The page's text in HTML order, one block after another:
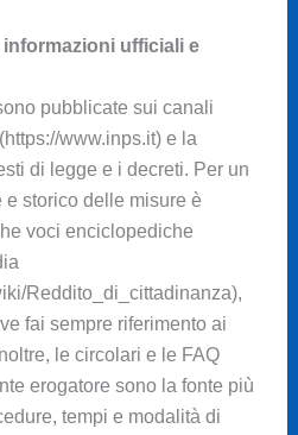
ufficiali e
pubblicate sui canali
www.inps.it) e la
di legge e i decreti. Per un
storico delle misure è
voci enciclopediche
Reddito_di_cittadinanza),
fai sempre riferimento ai
le circolari e le FAQ
erogatore sono la fonte più
tempi e modalità di